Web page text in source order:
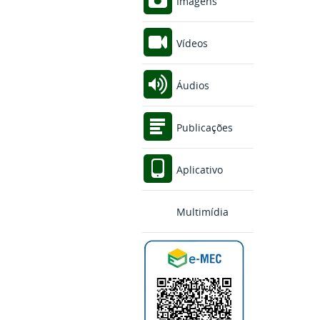
Vídeos
Áudios
Publicações
Aplicativo
Multimídia